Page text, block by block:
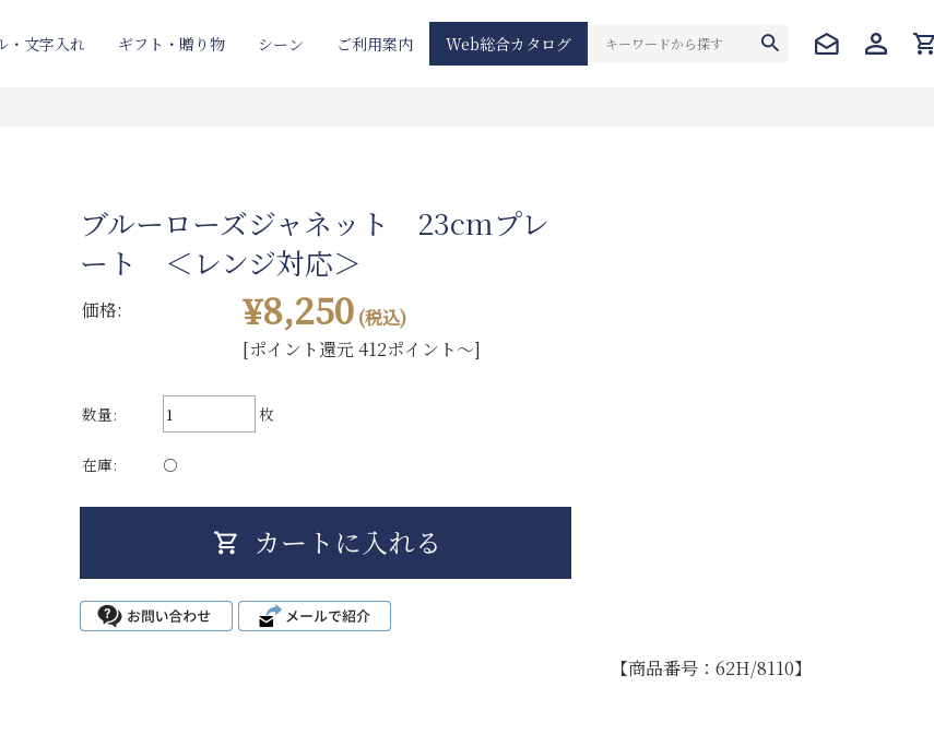
・文字入れ ギフト・贈り物 シーン ご利用案内 Web総合カタログ
ブルーローズジャネット 23cmプレ
ート ＜レンジ対応＞
価格: ¥8,250 (税込)
[ポイント還元 412ポイント～]
数量: 枚
在庫: ○
【商品番号：62H/8110】